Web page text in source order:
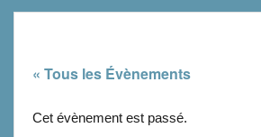
« Tous les Évènements
Cet évènement est passé.